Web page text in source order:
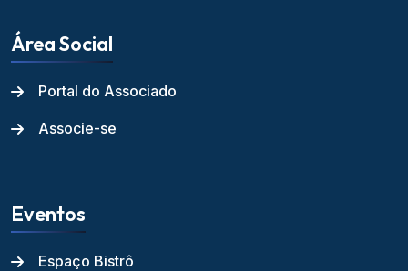
Área Social
Portal do Associado
Associe-se
Eventos
Espaço Bistrô